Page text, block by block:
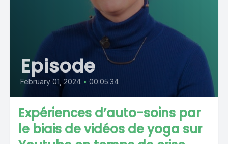
Episode
February 01, 2024 • 00:05:34
Expériences d’auto-soins par
le biais de vidéos de yoga sur